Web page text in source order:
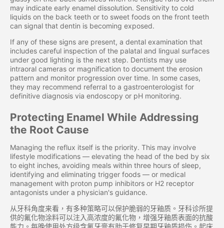
may indicate early enamel dissolution. Sensitivity to cold
liquids on the back teeth or to sweet foods on the front teeth
can signal that dentin is becoming exposed.
If any of these signs are present, a dental examination that
includes careful inspection of the palatal and lingual surfaces
under good lighting is the next step. Dentists may use
intraoral cameras or magnification to document the erosion
pattern and monitor progression over time. In some cases,
they may recommend referral to a gastroenterologist for
definitive diagnosis via endoscopy or pH monitoring.
Protecting Enamel While Addressing
the Root Cause
Managing the reflux itself is the priority. This may involve
lifestyle modifications — elevating the head of the bed by six
to eight inches, avoiding meals within three hours of sleep,
identifying and eliminating trigger foods — or medical
management with proton pump inhibitors or H2 receptor
antagonists under a physician's guidance.
从牙科角度来看，有多种策略可以保护脆弱的牙釉质。牙科诊所提
供的氟化物涂料可以注入高浓度的氟化物，增强牙釉质表面的抗酸
能力。每晚使用处方级含氟牙膏有助于修复早期牙釉质损伤。起床